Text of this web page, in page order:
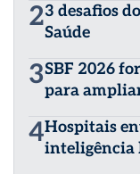
23 desafios
Saúde
3SBF 2026
para
4Hospitais
inteligência